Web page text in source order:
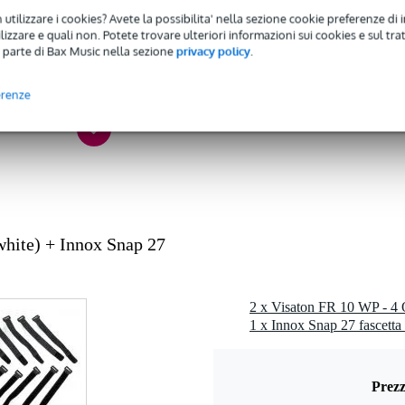
utilizzare i cookies? Avete la possibilita' nella sezione cookie preferenze di
e quali non. Potete trovare ulteriori informazioni sui cookies e sul
di Bax Music nella sezioneprivacy policy.
16,9 kHz
watt
kg
+ Innox Snap 27